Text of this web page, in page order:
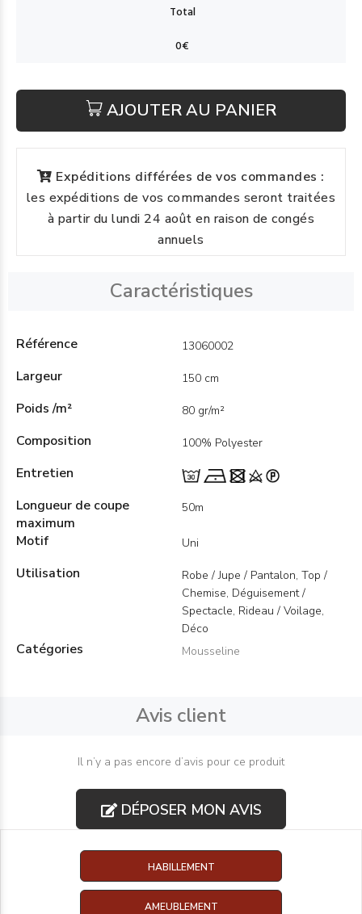
AJOUTER AU PANIER
Expéditions différées de vos commandes :
les expéditions de vos commandes seront traitées
à partir du lundi 24 août en raison de congés
annuels
Caractéristiques
Référence 13060002
Largeur 150 cm
Poids /m² 80 gr/m²
Composition 100% Polyester
Entretien
Longueur de coupe
maximum
50m
Motif Uni
Utilisation
Robe / Jupe / Pantalon, Top /
Chemise, Déguisement /
Spectacle, Rideau / Voilage,
Déco
Catégories Mousseline
Avis client
Il n’y a pas encore d’avis pour ce produit
DÉPOSER MON AVIS
HABILLEMENT
AMEUBLEMENT